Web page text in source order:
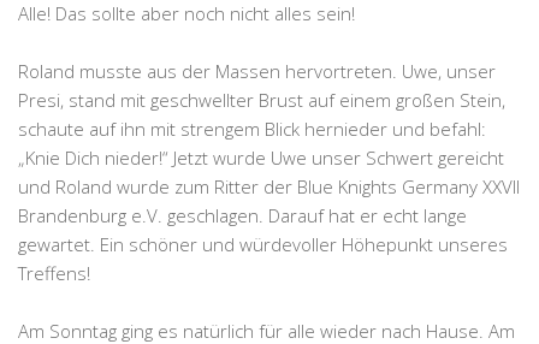
Alle! Das sollte aber noch nicht alles sein!
Roland musste aus der Massen hervortreten. Uwe, unser
Presi, stand mit geschwellter Brust auf einem großen Stein,
schaute auf ihn mit strengem Blick hernieder und befahl:
„Knie Dich nieder!“ Jetzt wurde Uwe unser Schwert gereicht
und Roland wurde zum Ritter der Blue Knights Germany XXVII
Brandenburg e.V. geschlagen. Darauf hat er echt lange
gewartet. Ein schöner und würdevoller Höhepunkt unseres
Treffens!
Am Sonntag ging es natürlich für alle wieder nach Hause. Am